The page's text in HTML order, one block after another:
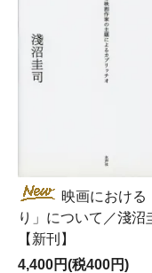
映画における
り」について／淺沼
【新刊】
4,400円(税400円)